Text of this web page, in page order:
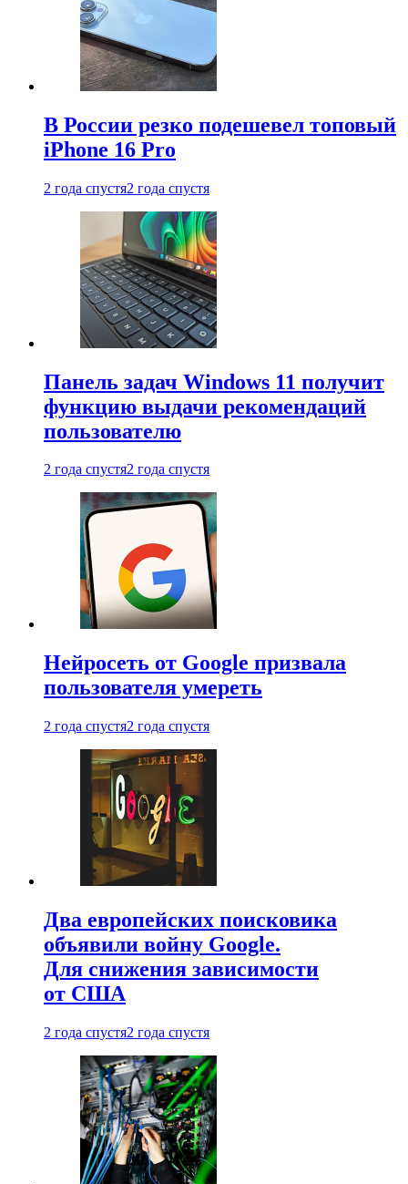
В России резко подешевел топовый
iPhone 16 Pro
2 года спустя2 года спустя
Панель задач Windows 11 получит
функцию выдачи рекомендаций
пользователю
2 года спустя2 года спустя
Нейросеть от Google призвала
пользователя умереть
2 года спустя2 года спустя
Два европейских поисковика
объявили войну Google.
Для снижения зависимости
от США
2 года спустя2 года спустя